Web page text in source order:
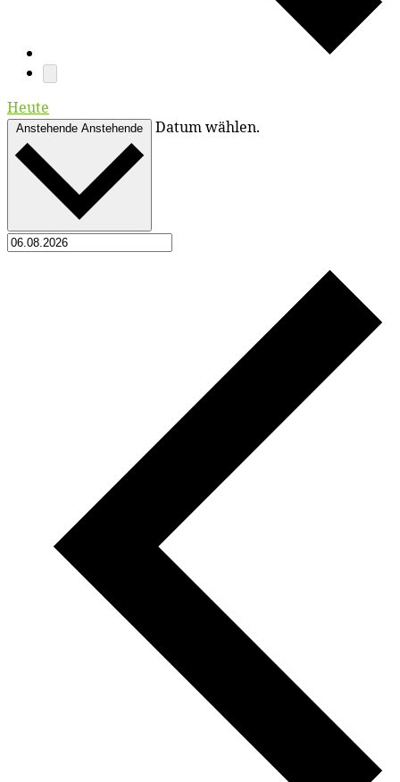
Heute
Anstehende Anstehende Datum wählen.